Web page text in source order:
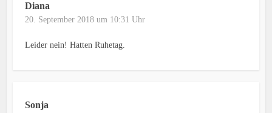
Diana
20. September 2018 um 10:31 Uhr
Leider nein! Hatten Ruhetag.
Sonja